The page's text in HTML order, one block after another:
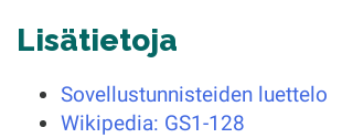
Lisätietoja
Sovellustunnisteiden luettelo
Wikipedia: GS1-128